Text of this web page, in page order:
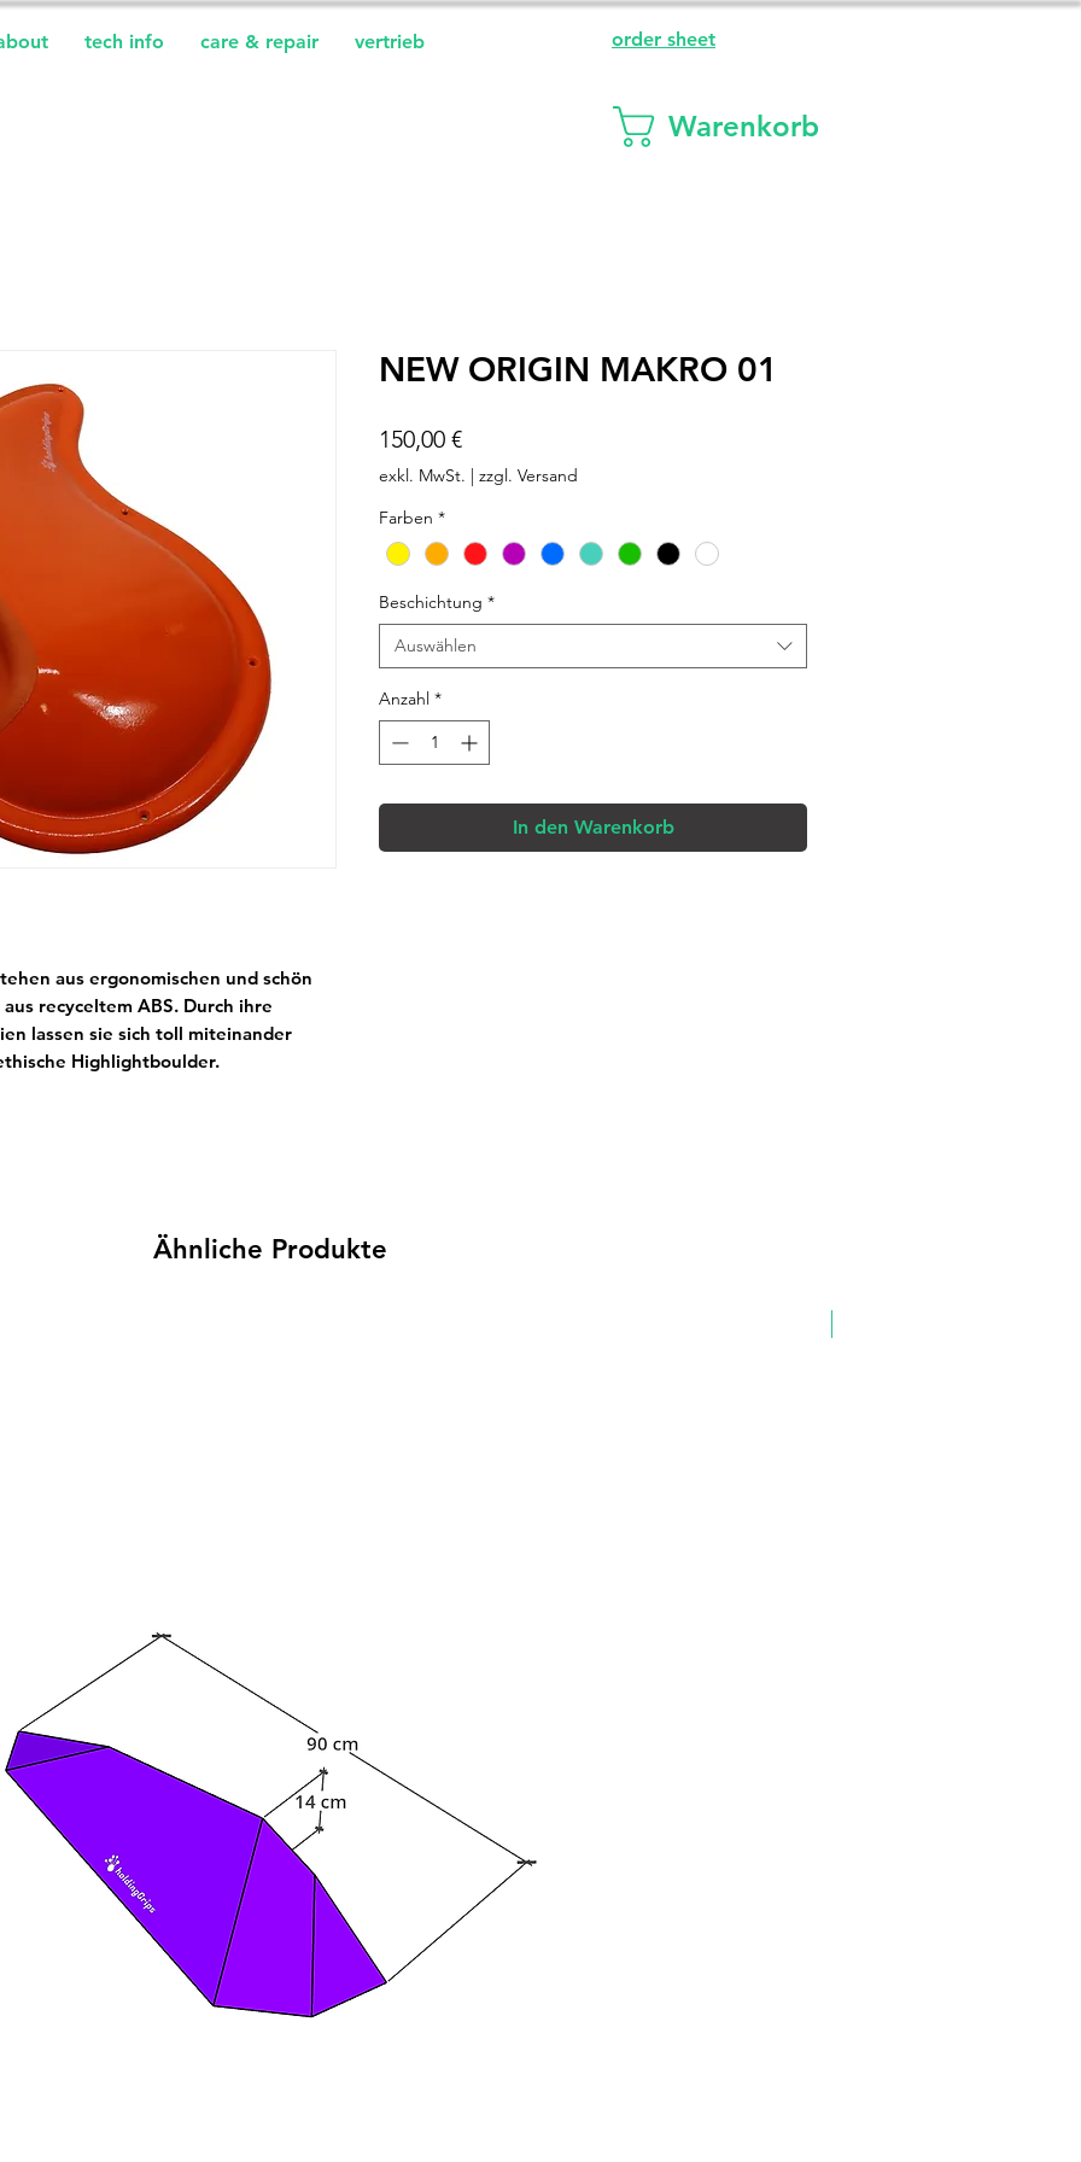
tech info care & repair vertrieb order sheet
Warenkorb
aus ergonomischen und schön
recyceltem ABS. Durch ihre
lassen sie sich toll miteinander
Highlightboulder.
NEW ORIGIN MAKRO 01
150,00 €Preis
exkl. MwSt. | zzgl. Versand
Farben *
Beschichtung *
Auswählen
Anzahl *
In den Warenkorb
Ähnliche Produkte